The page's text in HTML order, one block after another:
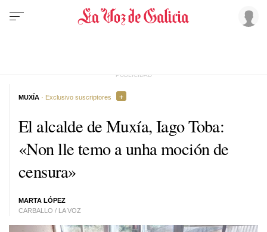
El alcalde de Muxía, Iago Toba:
«Non lle temo a unha moción de
censura»
MARTA LÓPEZ
CARBALLO / LA VOZ
MUXÍA · Exclusivo suscriptores